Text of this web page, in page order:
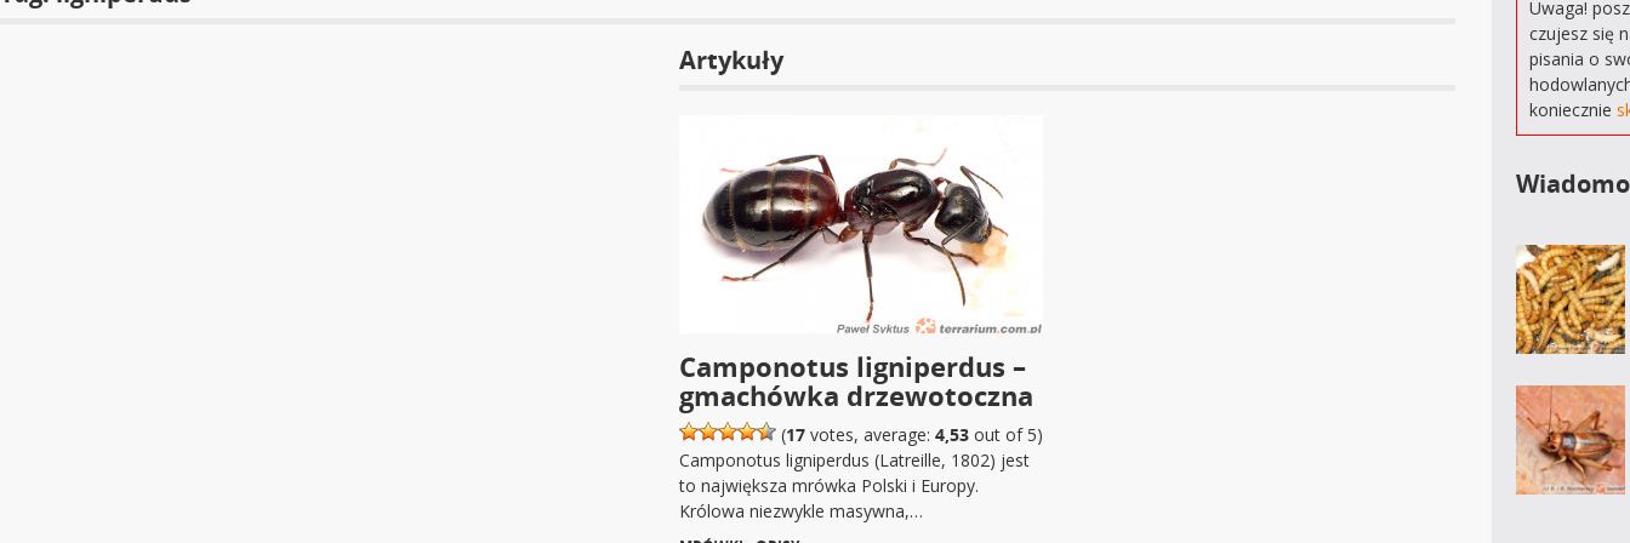
Artykuły
Camponotus ligniperdus –
gmachówka drzewotoczna
(17 votes, average: 4,53 out of 5)
Camponotus ligniperdus (Latreille, 1802) jest
to największa mrówka Polski i Europy.
Królowa niezwykle masywna,…
Uwaga!
czujesz się
pisania o
koniecznie